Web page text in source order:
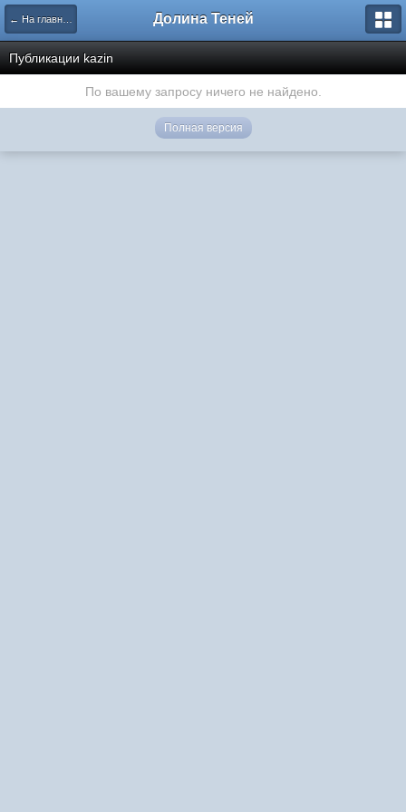
← На главную Долина Теней
Публикации kazin
По вашему запросу ничего не найдено.
Полная версия